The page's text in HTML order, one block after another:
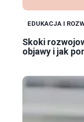
EDUKACJA I
Skoki
objawy i jak